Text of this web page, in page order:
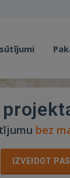
bez
IZVEIDOT